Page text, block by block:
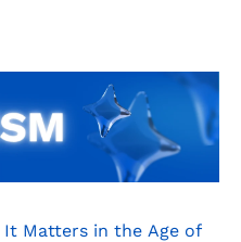
It Matters in the Age of